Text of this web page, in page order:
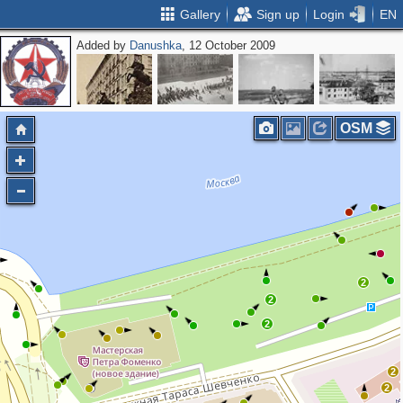
Gallery Sign up Login EN
Added by Danushka, 12 October 2009
2
2
2
2
2
OSM